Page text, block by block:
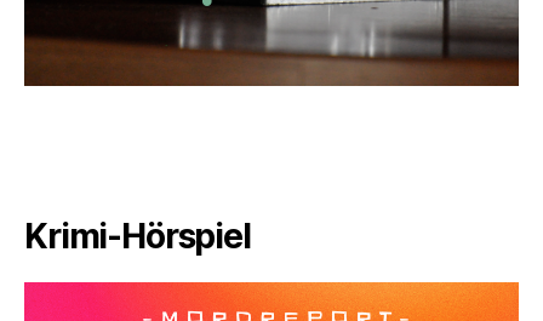
Krimi-Hörspiel